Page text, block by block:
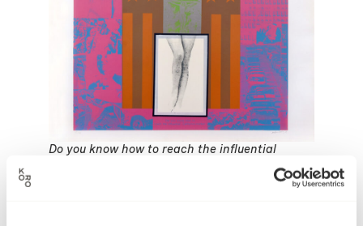
Do you know how to reach the influential